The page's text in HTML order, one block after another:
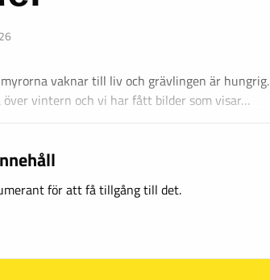
vaknar till liv och grävlingen är hungrig.
över vintern och vi har fått bilder som visar…
för att få tillgång till det.